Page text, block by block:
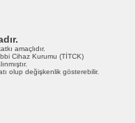
amaçlıdır.
Cihaz Kurumu (TİTCK)
olup değişkenlik gösterebilir.